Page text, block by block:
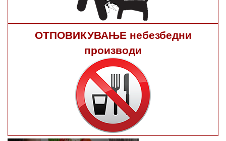
ОТПОВИКУВАЊЕ небезбедни
производи